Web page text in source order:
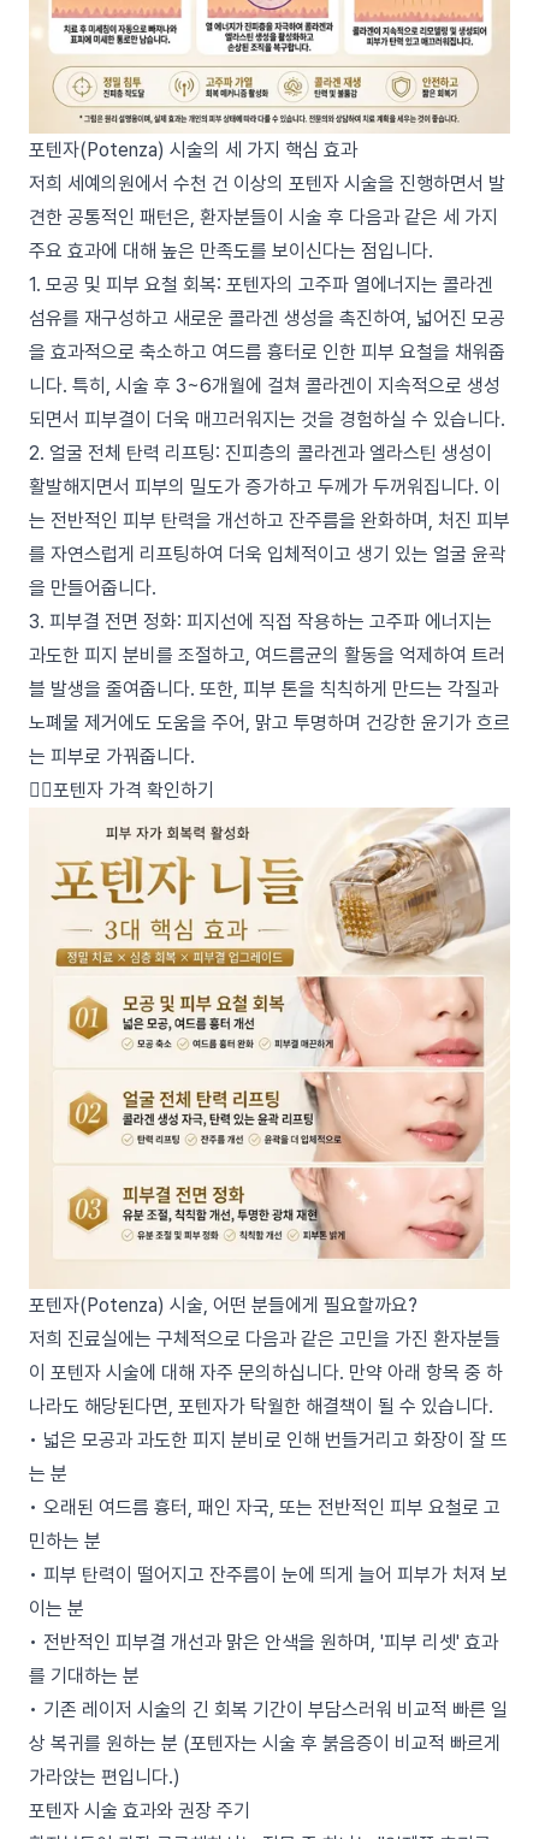
포텐자(Potenza) 시술의 세 가지 핵심 효과
저희 세예의원에서 수천 건 이상의 포텐자 시술을 진행하면서 발
견한 공통적인 패턴은, 환자분들이 시술 후 다음과 같은 세 가지
주요 효과에 대해 높은 만족도를 보이신다는 점입니다.
1. 모공 및 피부 요철 회복: 포텐자의 고주파 열에너지는 콜라겐
섬유를 재구성하고 새로운 콜라겐 생성을 촉진하여, 넓어진 모공
을 효과적으로 축소하고 여드름 흉터로 인한 피부 요철을 채워줍
니다. 특히, 시술 후 3~6개월에 걸쳐 콜라겐이 지속적으로 생성
되면서 피부결이 더욱 매끄러워지는 것을 경험하실 수 있습니다.
2. 얼굴 전체 탄력 리프팅: 진피층의 콜라겐과 엘라스틴 생성이
활발해지면서 피부의 밀도가 증가하고 두께가 두꺼워집니다. 이
는 전반적인 피부 탄력을 개선하고 잔주름을 완화하며, 처진 피부
를 자연스럽게 리프팅하여 더욱 입체적이고 생기 있는 얼굴 윤곽
을 만들어줍니다.
3. 피부결 전면 정화: 피지선에 직접 작용하는 고주파 에너지는
과도한 피지 분비를 조절하고, 여드름균의 활동을 억제하여 트러
블 발생을 줄여줍니다. 또한, 피부 톤을 칙칙하게 만드는 각질과
노폐물 제거에도 도움을 주어, 맑고 투명하며 건강한 윤기가 흐르
는 피부로 가꿔줍니다.
👉🏻포텐자 가격 확인하기
포텐자(Potenza) 시술, 어떤 분들에게 필요할까요?
저희 진료실에는 구체적으로 다음과 같은 고민을 가진 환자분들
이 포텐자 시술에 대해 자주 문의하십니다. 만약 아래 항목 중 하
나라도 해당된다면, 포텐자가 탁월한 해결책이 될 수 있습니다.
• 넓은 모공과 과도한 피지 분비로 인해 번들거리고 화장이 잘 뜨
는 분
• 오래된 여드름 흉터, 패인 자국, 또는 전반적인 피부 요철로 고
민하는 분
• 피부 탄력이 떨어지고 잔주름이 눈에 띄게 늘어 피부가 처져 보
이는 분
• 전반적인 피부결 개선과 맑은 안색을 원하며, '피부 리셋' 효과
를 기대하는 분
• 기존 레이저 시술의 긴 회복 기간이 부담스러워 비교적 빠른 일
상 복귀를 원하는 분 (포텐자는 시술 후 붉음증이 비교적 빠르게
가라앉는 편입니다.)
포텐자 시술 효과와 권장 주기